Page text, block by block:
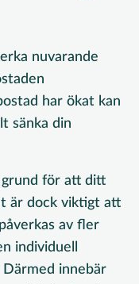
nuvarande
har ökat kan
sänka din
grund för att ditt
är dock viktigt att
av fler
individuell
Därmed innebär